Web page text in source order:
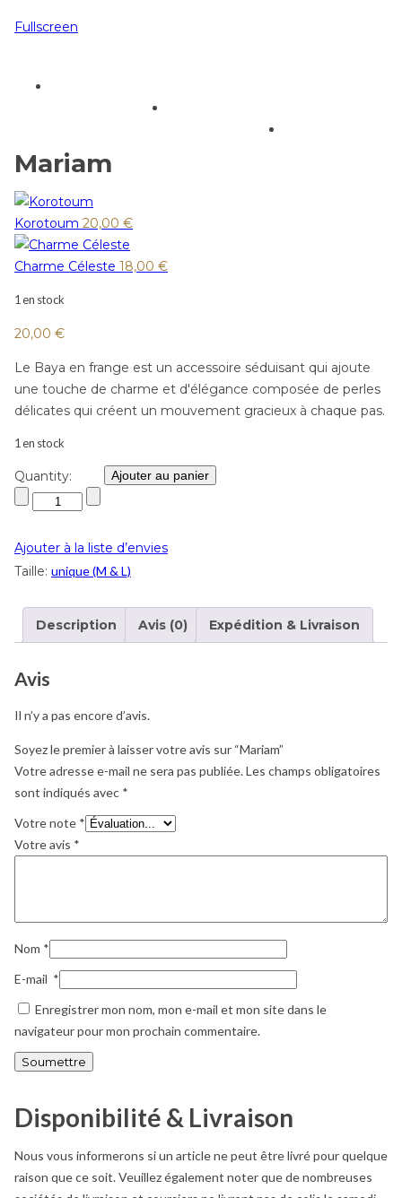
Fullscreen
Mariam
Korotoum 20,00 €
Charme Céleste 18,00 €
1 en stock
20,00 €
Le Baya en frange est un accessoire séduisant qui ajoute
une touche de charme et d'élégance composée de perles
délicates qui créent un mouvement gracieux à chaque pas.
1 en stock
Quantity: Ajouter au panier
Ajouter à la liste d’envies
Taille: unique (M & L)
Description Avis (0) Expédition & Livraison
Avis
Il n’y a pas encore d’avis.
Soyez le premier à laisser votre avis sur “Mariam”
Votre adresse e-mail ne sera pas publiée.Les champs obligatoires
sont indiqués avec *
Votre note *
Votre avis *
Nom *
E-mail *
Enregistrer mon nom, mon e-mail et mon site dans le
navigateur pour mon prochain commentaire.
Disponibilité & Livraison
Nous vous informerons si un article ne peut être livré pour quelque
raison que ce soit. Veuillez également noter que de nombreuses